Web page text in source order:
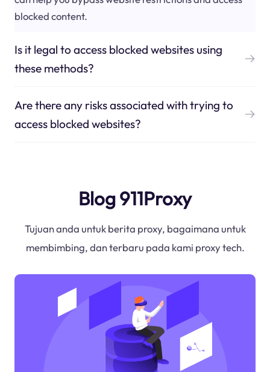
blocked content.
Is it legal to access blocked websites using
these methods?
Are there any risks associated with trying to
access blocked websites?
Blog 911Proxy
Tujuan anda untuk berita proxy, bagaimana untuk
membimbing, dan terbaru pada kami proxy tech.